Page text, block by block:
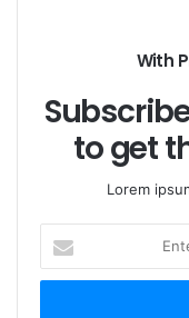
これはイッテルビ
出力YDFAには冷
はデスクトップ型
ファイバー増幅器
「Mode」エリア
ます。ACC（自動
し、APC（自動電
With
to get
Lorem
t